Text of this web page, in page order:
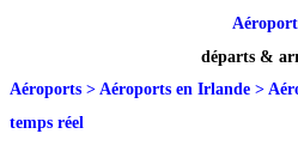
départs &
Aéroports > Aéroports en Irlande >
temps réel